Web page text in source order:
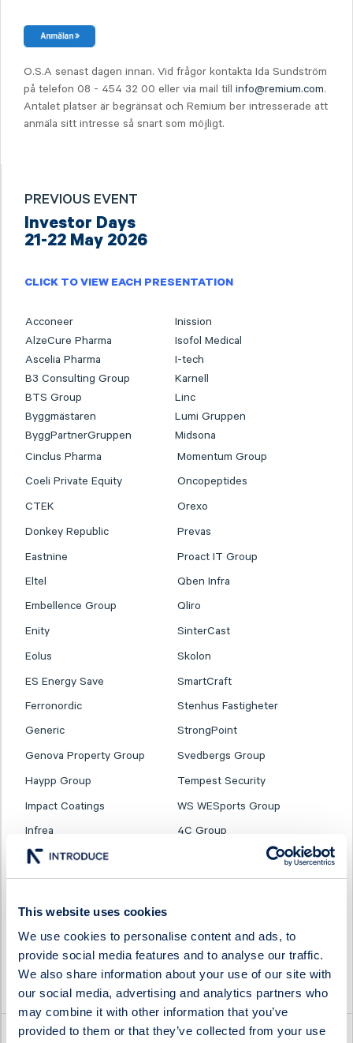
This website uses cookies
We use cookies to personalise content and ads, to
provide social media features and to analyse our traffic.
We also share information about your use of our site with
our social media, advertising and analytics partners who
may combine it with other information that you’ve
provided to them or that they’ve collected from your use
O.S.A senast dagen innan. Vid frågor kontakta Ida Sundström
på telefon 08 - 454 32 00 eller via mail till info@remium.com.
Antalet platser är begränsat och Remium ber intresserade att
anmäla sitt intresse så snart som möjligt.
PREVIOUS EVENT
Investor Days
21-22 May 2026
CLICK TO VIEW EACH PRESENTATION
Acconeer
Inission
AlzeCure Pharma
Isofol Medical
Ascelia Pharma
I-tech
B3 Consulting Group
Karnell
BTS Group
Linc
Byggmästaren
Lumi Gruppen
ByggPartnerGruppen
Midsona
Cinclus Pharma
Momentum Group
Coeli Private Equity
Oncopeptides
CTEK
Orexo
Donkey Republic
Prevas
Eastnine
Proact IT Group
Eltel
Qben Infra
Embellence Group
Qliro
Enity
SinterCast
Eolus
Skolon
ES Energy Save
SmartCraft
Ferronordic
Stenhus Fastigheter
Generic
StrongPoint
Genova Property Group
Svedbergs Group
Haypp Group
Tempest Security
Impact Coatings
WS WESports Group
Infrea
4C Group